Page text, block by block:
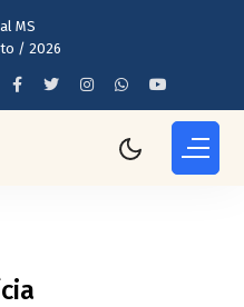
MS
/ 2026